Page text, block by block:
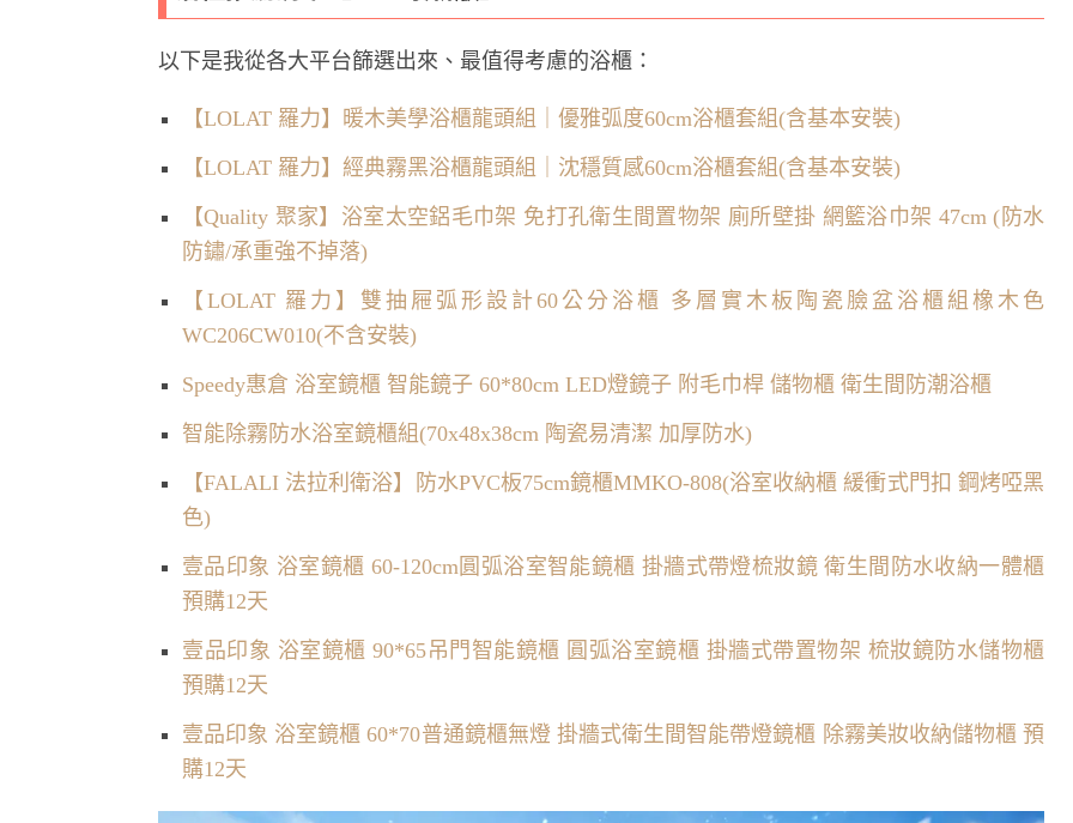
以下是我從各大平台篩選出來、最值得考慮的浴櫃：
【LOLAT 羅力】暖木美學浴櫃龍頭組｜優雅弧度60cm浴櫃套組(含基本安裝)
【LOLAT 羅力】經典霧黑浴櫃龍頭組｜沈穩質感60cm浴櫃套組(含基本安裝)
【Quality 聚家】浴室太空鋁毛巾架 免打孔衛生間置物架 廁所壁掛 網籃浴巾架 47cm (防水
防鏽/承重強不掉落)
【LOLAT 羅力】雙抽屜弧形設計60公分浴櫃 多層實木板陶瓷臉盆浴櫃組橡木色
WC206CW010(不含安裝)
Speedy惠倉 浴室鏡櫃 智能鏡子 60*80cm LED燈鏡子 附毛巾桿 儲物櫃 衛生間防潮浴櫃
智能除霧防水浴室鏡櫃組(70x48x38cm 陶瓷易清潔 加厚防水)
【FALALI 法拉利衛浴】防水PVC板75cm鏡櫃MMKO-808(浴室收納櫃 緩衝式門扣 鋼烤啞黑
色)
壹品印象 浴室鏡櫃 60-120cm圓弧浴室智能鏡櫃 掛牆式帶燈梳妝鏡 衛生間防水收納一體櫃
預購12天
壹品印象 浴室鏡櫃 90*65吊門智能鏡櫃 圓弧浴室鏡櫃 掛牆式帶置物架 梳妝鏡防水儲物櫃
預購12天
壹品印象 浴室鏡櫃 60*70普通鏡櫃無燈 掛牆式衛生間智能帶燈鏡櫃 除霧美妝收納儲物櫃 預
購12天